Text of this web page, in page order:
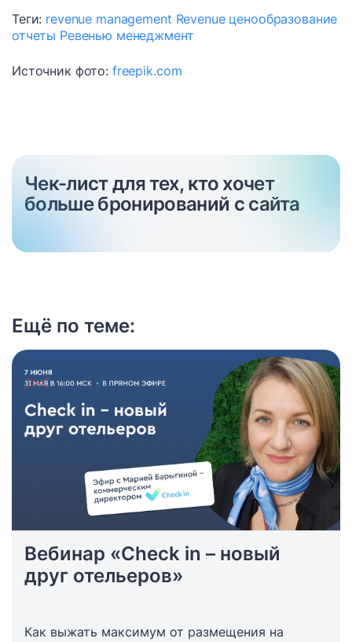
Теги: revenue management Revenue ценообразование
отчеты Ревенью менеджмент
Источник фото: freepik.com
Чек-лист для тех, кто хочет
больше бронирований с сайта
Ещё по теме:
Вебинар «Check in – новый
друг отельеров»
Как выжать максимум от размещения на